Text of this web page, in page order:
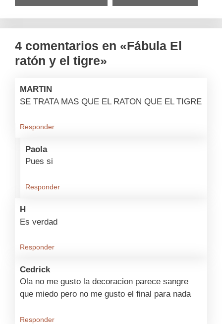
4 comentarios en «Fábula El
ratón y el tigre»
MARTIN
SE TRATA MAS QUE EL RATON QUE EL TIGRE
Responder
Paola
Pues si
Responder
H
Es verdad
Responder
Cedrick
Ola no me gusto la decoracion parece sangre
que miedo pero no me gusto el final para nada
Responder